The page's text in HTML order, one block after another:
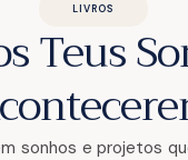
LIVROS
Teus
sonhos e projetos